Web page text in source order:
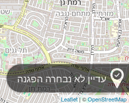
עדיין לא נבחרה הפגנה
Leaflet| ©OpenStreetMap